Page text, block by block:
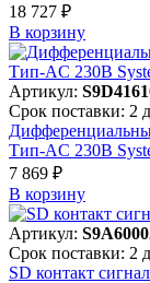
18 727 ₽
В корзинy
Артикул:
Срок поставки: 2
Тип-AC 230В
7 869 ₽
В корзинy
Артикул:
Срок поставки: 2
SD контакт